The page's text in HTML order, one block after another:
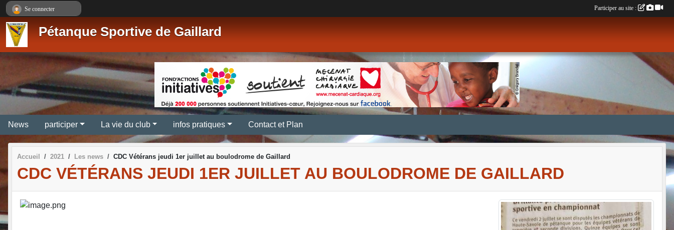
Pétanque Sportive de Gaillard
News participer La vie du club infos pratiques Contact et Plan
Accueil 2021 Les news CDC Vétérans jeudi 1er juillet au boulodrome de Gaillard
CDC VÉTÉRANS JEUDI 1ER JUILLET AU BOULODROME DE GAILLARD
Se connecter Participer au site :
Panneau de gestion des cookies